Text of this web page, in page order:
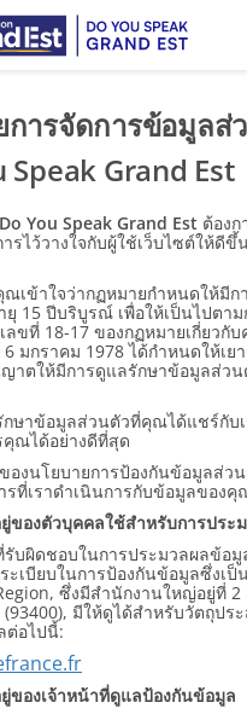
หาหลัก
การจัดการข้อมูลส่
Speak Grand Est
Do You Speak Grand Est ต้อง
รไว้วางใจกับผู้ใช้เว็บไซต์ให้ดี
ณเข้าใจว่ากฏหมายกำหนดให้มี
ยุ 15 ปีบริบูรณ์ เพื่อให้เป็นไปตา
ลขที่ 18-17 ของกฏหมายเกี่ยวกั
มกราคม 1978 ได้กำหนดให้เย
าตให้มีการดูแลรักษาข้อมูลส่ว
กษาข้อมูลส่วนตัวที่คุณได้แชร์กับ
คุณได้อย่างดีที่สุด
องนโยบายการป้องกันข้อมูลส่ว
รที่เราดำเนินการกับข้อมูลของคุ
ของตัวบุคคลใช้สำหรับการประ
บผิดชอบในการประมวลผลข้อ
ะเบียบในการป้องกันข้อมูลซึ่งเ
ซึ่งมีสำนักงานใหญ่อยู่ที่ 2
มีให้ดูได้สำหรับวัตถุปร
ต่อไปนี้:
ของเจ้าหน้าที่ดูแลป้องกันข้อมูล